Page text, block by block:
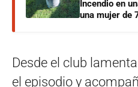
Incendio en
una mujer de
Desde el club
el episodio y